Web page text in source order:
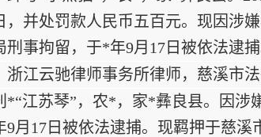
并处罚款人民币五百元。现因涉
刑事拘留，于*年9月17日被依法逮
江云驰律师事务所律师，慈溪市法
*“江苏琴”，农*，家*彝良县。因涉
月17日被依法逮捕。现羁押于慈溪